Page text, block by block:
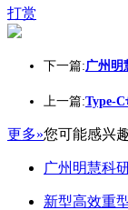
打赏
下一篇:广州明
上一篇:Type-
更多»您可能感兴
广州明慧科
新型高效重